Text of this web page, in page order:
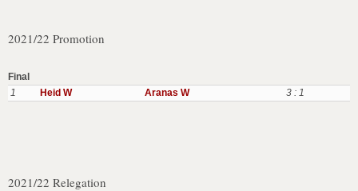
2021/22 Promotion
Final
1
Heid W Aranas W 3 : 1
2021/22 Relegation